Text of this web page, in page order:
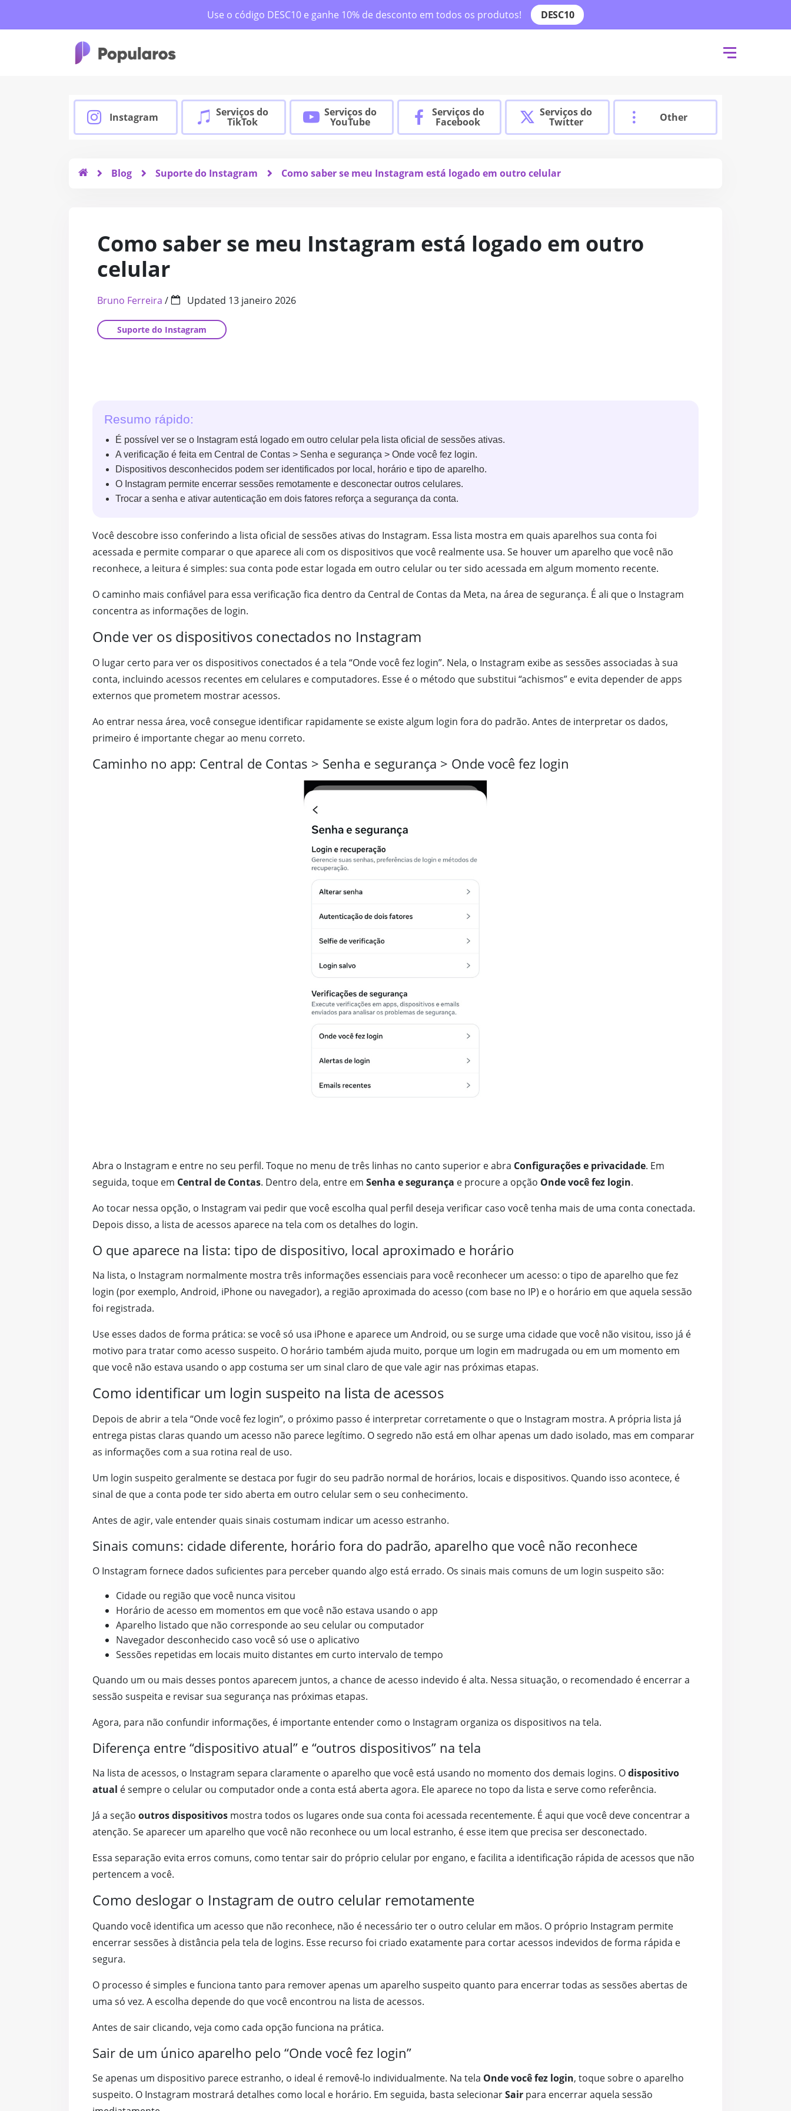
Use o código DESC10 e ganhe 10% de desconto em todos os produtos! DESC10
Instagram Serviços do
TikTok
Serviços do
YouTube
Serviços do
Facebook
Serviços do
Twitter Other
Blog Suporte do Instagram Como saber se meu Instagram está logado em outro celular
Suporte do Instagram
Como saber se meu Instagram está logado em outro
celular
Bruno Ferreira / Updated 13 janeiro 2026
Resumo rápido:
É possível ver se o Instagram está logado em outro celular pela lista oficial de sessões ativas.
A verificação é feita em Central de Contas > Senha e segurança > Onde você fez login.
Dispositivos desconhecidos podem ser identificados por local, horário e tipo de aparelho.
O Instagram permite encerrar sessões remotamente e desconectar outros celulares.
Trocar a senha e ativar autenticação em dois fatores reforça a segurança da conta.
Você descobre isso conferindo a lista oficial de sessões ativas do Instagram. Essa lista mostra em quais aparelhos sua conta foi
acessada e permite comparar o que aparece ali com os dispositivos que você realmente usa. Se houver um aparelho que você não
reconhece, a leitura é simples: sua conta pode estar logada em outro celular ou ter sido acessada em algum momento recente.
O caminho mais confiável para essa verificação fica dentro da Central de Contas da Meta, na área de segurança. É ali que o Instagram
concentra as informações de login.
Onde ver os dispositivos conectados no Instagram
O lugar certo para ver os dispositivos conectados é a tela “Onde você fez login”. Nela, o Instagram exibe as sessões associadas à sua
conta, incluindo acessos recentes em celulares e computadores. Esse é o método que substitui “achismos” e evita depender de apps
externos que prometem mostrar acessos.
Ao entrar nessa área, você consegue identificar rapidamente se existe algum login fora do padrão. Antes de interpretar os dados,
primeiro é importante chegar ao menu correto.
Caminho no app: Central de Contas > Senha e segurança > Onde você fez login
Abra o Instagram e entre no seu perfil. Toque no menu de três linhas no canto superior e abra Configurações e privacidade. Em
seguida, toque em Central de Contas. Dentro dela, entre em Senha e segurança e procure a opção Onde você fez login.
Ao tocar nessa opção, o Instagram vai pedir que você escolha qual perfil deseja verificar caso você tenha mais de uma conta conectada.
Depois disso, a lista de acessos aparece na tela com os detalhes do login.
O que aparece na lista: tipo de dispositivo, local aproximado e horário
Na lista, o Instagram normalmente mostra três informações essenciais para você reconhecer um acesso: o tipo de aparelho que fez
login (por exemplo, Android, iPhone ou navegador), a região aproximada do acesso (com base no IP) e o horário em que aquela sessão
foi registrada.
Use esses dados de forma prática: se você só usa iPhone e aparece um Android, ou se surge uma cidade que você não visitou, isso já é
motivo para tratar como acesso suspeito. O horário também ajuda muito, porque um login em madrugada ou em um momento em
que você não estava usando o app costuma ser um sinal claro de que vale agir nas próximas etapas.
Como identificar um login suspeito na lista de acessos
Depois de abrir a tela “Onde você fez login”, o próximo passo é interpretar corretamente o que o Instagram mostra. A própria lista já
entrega pistas claras quando um acesso não parece legítimo. O segredo não está em olhar apenas um dado isolado, mas em comparar
as informações com a sua rotina real de uso.
Um login suspeito geralmente se destaca por fugir do seu padrão normal de horários, locais e dispositivos. Quando isso acontece, é
sinal de que a conta pode ter sido aberta em outro celular sem o seu conhecimento.
Antes de agir, vale entender quais sinais costumam indicar um acesso estranho.
Sinais comuns: cidade diferente, horário fora do padrão, aparelho que você não reconhece
O Instagram fornece dados suficientes para perceber quando algo está errado. Os sinais mais comuns de um login suspeito são:
Cidade ou região que você nunca visitou
Horário de acesso em momentos em que você não estava usando o app
Aparelho listado que não corresponde ao seu celular ou computador
Navegador desconhecido caso você só use o aplicativo
Sessões repetidas em locais muito distantes em curto intervalo de tempo
Quando um ou mais desses pontos aparecem juntos, a chance de acesso indevido é alta. Nessa situação, o recomendado é encerrar a
sessão suspeita e revisar sua segurança nas próximas etapas.
Agora, para não confundir informações, é importante entender como o Instagram organiza os dispositivos na tela.
Diferença entre “dispositivo atual” e “outros dispositivos” na tela
Na lista de acessos, o Instagram separa claramente o aparelho que você está usando no momento dos demais logins. Odispositivo
atual é sempre o celular ou computador onde a conta está aberta agora. Ele aparece no topo da lista e serve como referência.
Já a seção outros dispositivos mostra todos os lugares onde sua conta foi acessada recentemente. É aqui que você deve concentrar a
atenção. Se aparecer um aparelho que você não reconhece ou um local estranho, é esse item que precisa ser desconectado.
Essa separação evita erros comuns, como tentar sair do próprio celular por engano, e facilita a identificação rápida de acessos que não
pertencem a você.
Como deslogar o Instagram de outro celular remotamente
Quando você identifica um acesso que não reconhece, não é necessário ter o outro celular em mãos. O próprio Instagram permite
encerrar sessões à distância pela tela de logins. Esse recurso foi criado exatamente para cortar acessos indevidos de forma rápida e
segura.
O processo é simples e funciona tanto para remover apenas um aparelho suspeito quanto para encerrar todas as sessões abertas de
uma só vez. A escolha depende do que você encontrou na lista de acessos.
Antes de sair clicando, veja como cada opção funciona na prática.
Sair de um único aparelho pelo “Onde você fez login”
Se apenas um dispositivo parece estranho, o ideal é removê-lo individualmente. Na tela Onde você fez login, toque sobre o aparelho
suspeito. O Instagram mostrará detalhes como local e horário. Em seguida, basta selecionarSair para encerrar aquela sessão